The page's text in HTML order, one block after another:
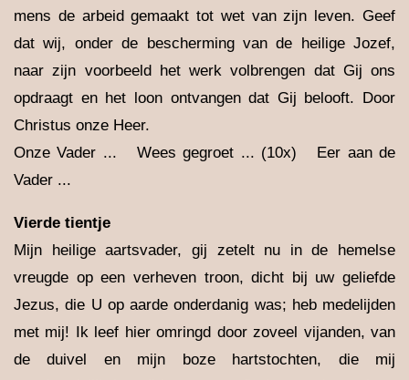
mens de arbeid gemaakt tot wet van zijn leven. Geef
dat wij, onder de bescherming van de heilige Jozef,
naar zijn voorbeeld het werk volbrengen dat Gij ons
opdraagt en het loon ontvangen dat Gij belooft. Door
Christus onze Heer.
Onze Vader ... Wees gegroet ... (10x) Eer aan de
Vader ...
Vierde tientje
Mijn heilige aartsvader, gij zetelt nu in de hemelse
vreugde op een verheven troon, dicht bij uw geliefde
Jezus, die U op aarde onderdanig was; heb medelijden
met mij! Ik leef hier omringd door zoveel vijanden, van
de duivel en mijn boze hartstochten, die mij